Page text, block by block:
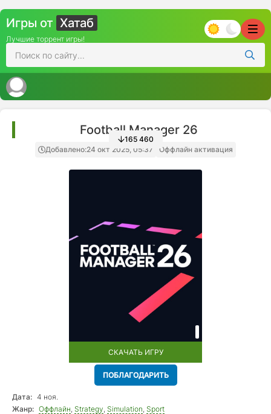
Игры от Хатаб
Лучшие торрент игры!
Football Manager 26
Добавлено:24 окт 2025, 05:37 Оффлайн активация
165 460
СКАЧАТЬ ИГРУ
ПОБЛАГОДАРИТЬ
Дата: 4 ноя.
Жанр: Оффлайн, Strategy, Simulation, Sport